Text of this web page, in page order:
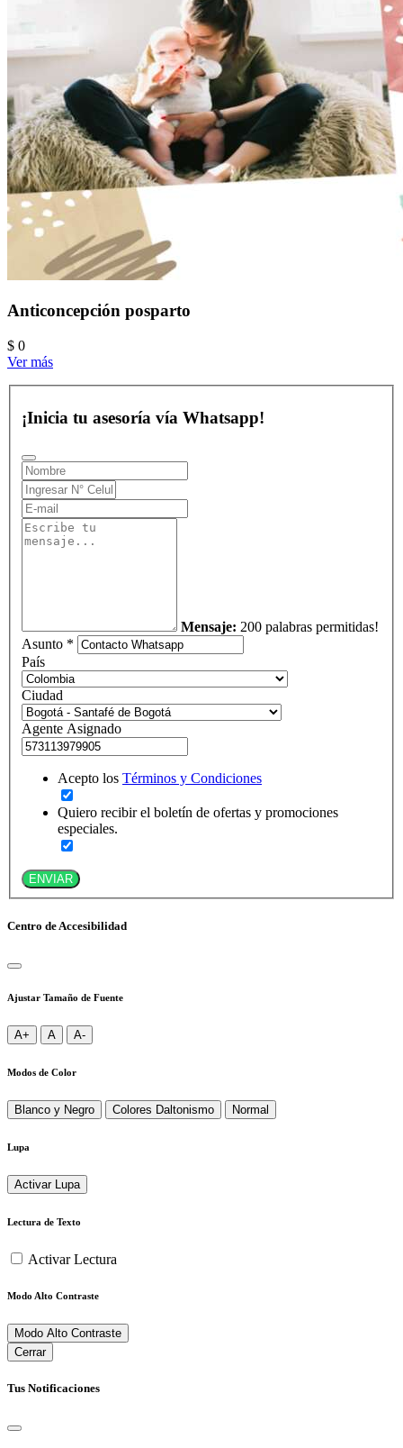
Anticoncepción posparto
$ 0
Ver más
¡Inicia tu asesoría vía Whatsapp!
Mensaje: 200 palabras permitidas!
Asunto *
País
Ciudad
Agente Asignado
Acepto los Términos y Condiciones
Quiero recibir el boletín de ofertas y promociones
especiales.
ENVIAR
Centro de Accesibilidad
Ajustar Tamaño de Fuente
A+ A A-
Modos de Color
Blanco y Negro Colores Daltonismo Normal
Lupa
Activar Lupa
Lectura de Texto
Activar Lectura
Modo Alto Contraste
Modo Alto Contraste
Cerrar
Tus Notificaciones